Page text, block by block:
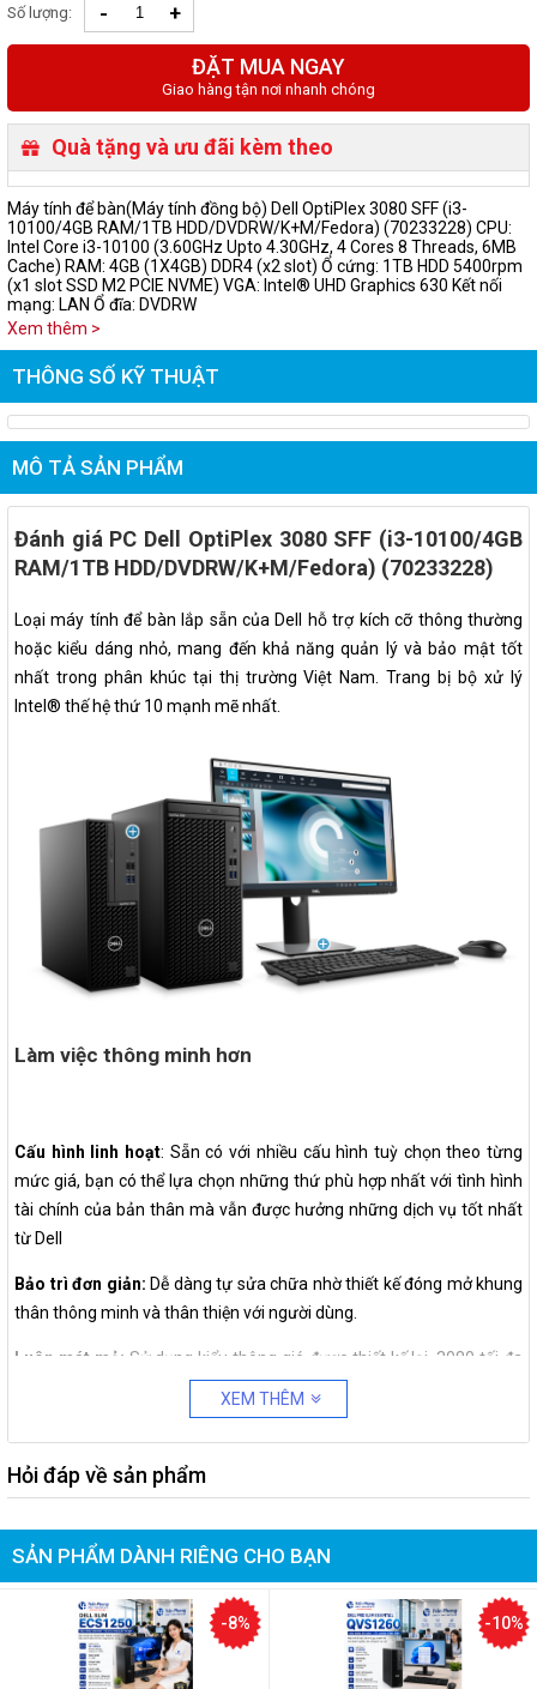
Số lượng: - +
ĐẶT MUA NGAY
Giao hàng tận nơi nhanh chóng
Quà tặng và ưu đãi kèm theo
Máy tính để bàn(Máy tính đồng bộ) Dell OptiPlex 3080 SFF (i3-
10100/4GB RAM/1TB HDD/DVDRW/K+M/Fedora) (70233228) CPU:
Intel Core i3-10100 (3.60GHz Upto 4.30GHz, 4 Cores 8 Threads, 6MB
Cache) RAM: 4GB (1X4GB) DDR4 (x2 slot) Ổ cứng: 1TB HDD 5400rpm
(x1 slot SSD M2 PCIE NVME) VGA: Intel® UHD Graphics 630 Kết nối
mạng: LAN Ổ đĩa: DVDRW
Xem thêm >
THÔNG SỐ KỸ THUẬT
MÔ TẢ SẢN PHẨM
Đánh giá PC Dell OptiPlex 3080 SFF (i3-10100/4GB
RAM/1TB HDD/DVDRW/K+M/Fedora) (70233228)
Loại máy tính để bàn lắp sẵn của Dell hỗ trợ kích cỡ thông thường
hoặc kiểu dáng nhỏ, mang đến khả năng quản lý và bảo mật tốt
nhất trong phân khúc tại thị trường Việt Nam. Trang bị bộ xử lý
Intel® thế hệ thứ 10 mạnh mẽ nhất.
Làm việc thông minh hơn
Cấu hình linh hoạt: Sẵn có với nhiều cấu hình tuỳ chọn theo từng
mức giá, bạn có thể lựa chọn những thứ phù hợp nhất với tình hình
tài chính của bản thân mà vẫn được hưởng những dịch vụ tốt nhất
từ Dell
Bảo trì đơn giản: Dễ dàng tự sửa chữa nhờ thiết kế đóng mở khung
thân thông minh và thân thiện với người dùng.
Luôn mát mẻ: Sử dụng kiểu thông gió được thiết kế lại, 3080 tối đa
hóa lượng khí nạp vào để giữ cho nhiệt độ hệ thống của bạn giảm
Năng suất vượt trội
Optimizer ExpressResponse được hỗ trợ bởi AI, hệ thống của bạn sẽ
liên tục học hỏi và thích ứng với cách bạn làm việc để tối ưu hóa hiệu
suất của 5 ứng dụng hay dùng nhất của bạn.
Sức mạnh phục vụ công việc:
Được xây dựng với kiến trúc Intel®
XEM THÊM
Hỏi đáp về sản phẩm
SẢN PHẨM DÀNH RIÊNG CHO BẠN
-8% -10%